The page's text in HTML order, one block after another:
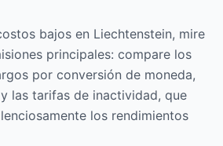
bajos en Liechtenstein, mire
principales: compare los
por conversión de moneda,
las tarifas de inactividad, que
los rendimientos